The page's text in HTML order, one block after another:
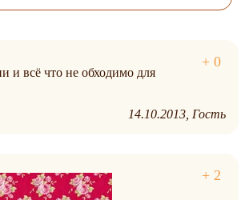
и всё что не обходимо для
14.10.2013 Гость